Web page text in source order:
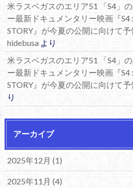
米ラスベガスのエリア51 「S4」
ー最新ドキュメンタリー映画『S4
STORY』が今夏の公開に向けて予
hidebusaより
米ラスベガスのエリア51 「S4」
ー最新ドキュメンタリー映画『S4
STORY』が今夏の公開に向けて予
り
アーカイブ
2025年12月 (1)
2025年11月 (4)